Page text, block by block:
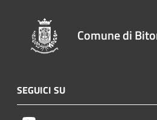
Comune di
SEGUICI SU